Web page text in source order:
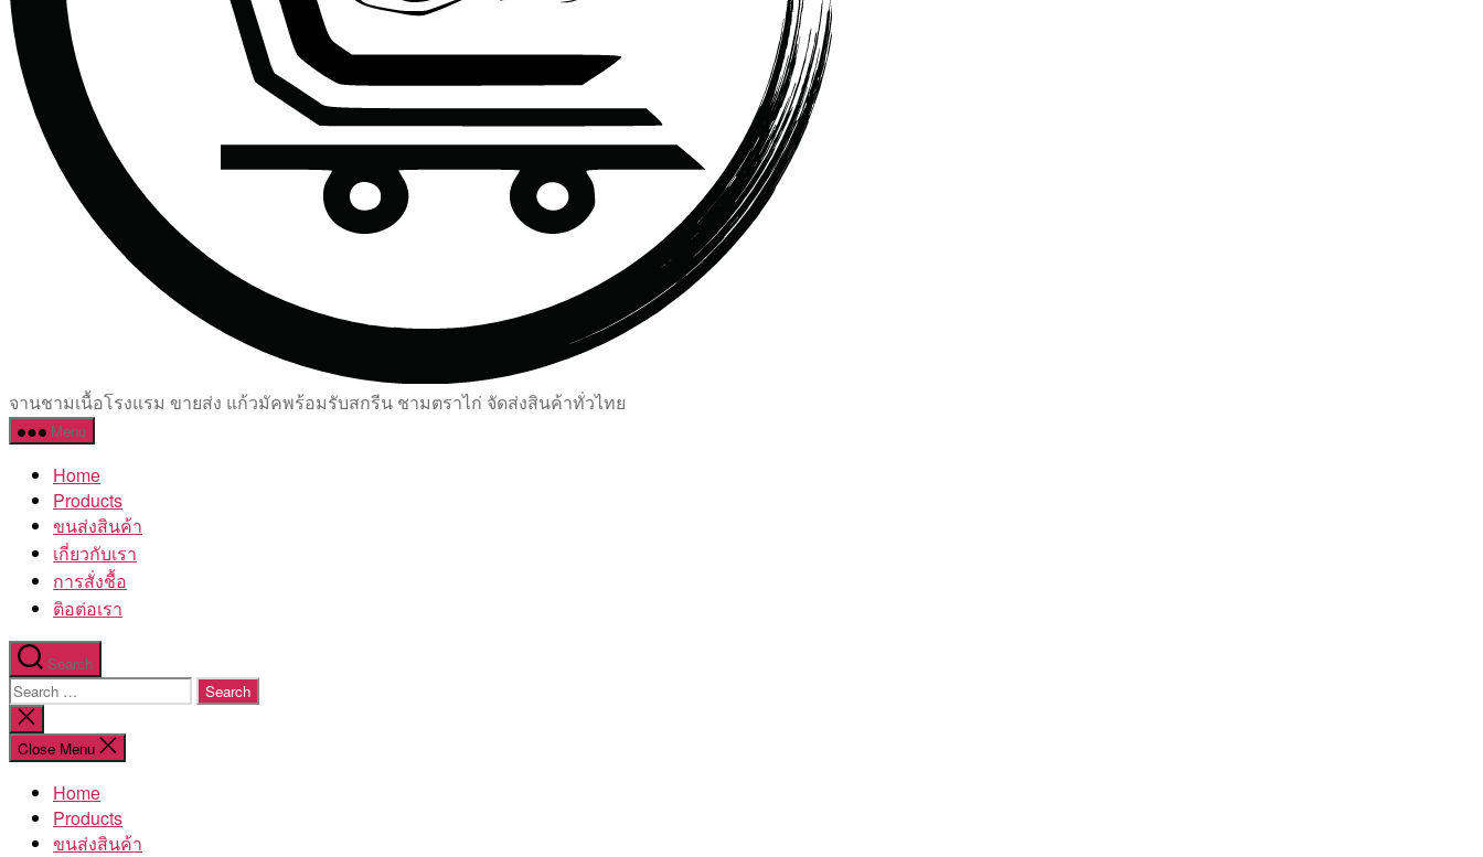
จานชามเนื้อโรงแรม ขายส่ง แก้วมัคพร้อมรับสกรีน ชามตราไก่ จัดส่งสินค้าทั่วไทย
Menu
Home
Products
ขนส่งสินค้า
เกี่ยวกับเรา
การสั่งชื้อ
ติอต่อเรา
Search
Search
for:
Close
search
Close Menu
Home
Products
ขนส่งสินค้า